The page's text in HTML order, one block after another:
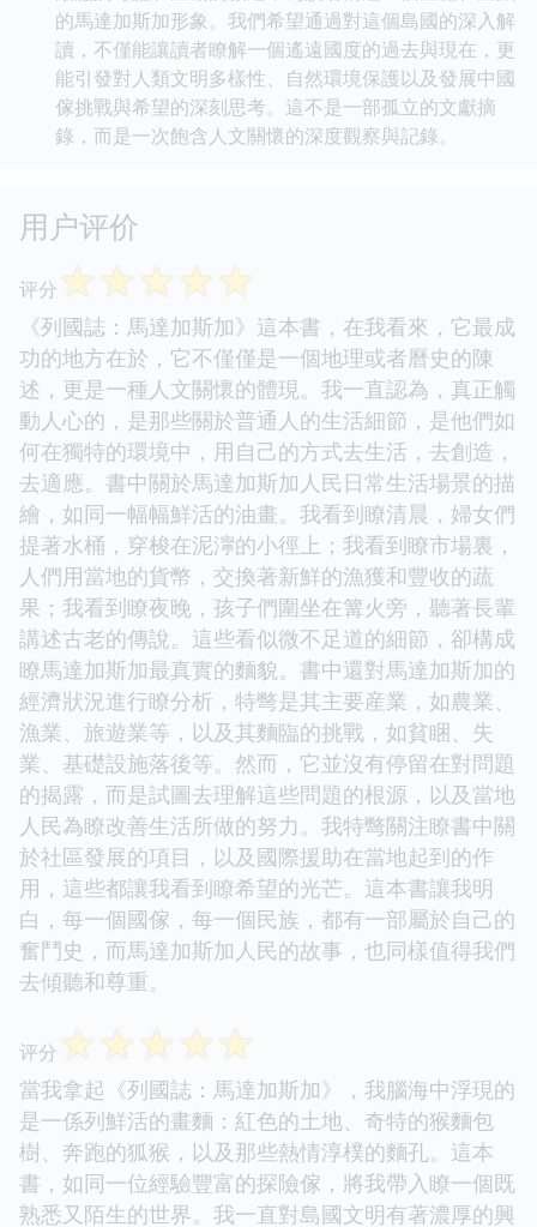
的馬達加斯加形象。我們希望通過對這個島國的深入解
讀，不僅能讓讀者瞭解一個遙遠國度的過去與現在，更
能引發對人類文明多樣性、自然環境保護以及發展中國
傢挑戰與希望的深刻思考。這不是一部孤立的文獻摘
錄，而是一次飽含人文關懷的深度觀察與記錄。
用户评价
评分 ☆☆☆☆☆
《列國誌：馬達加斯加》這本書，在我看來，它最成
功的地方在於，它不僅僅是一個地理或者曆史的陳
述，更是一種人文關懷的體現。我一直認為，真正觸
動人心的，是那些關於普通人的生活細節，是他們如
何在獨特的環境中，用自己的方式去生活，去創造，
去適應。書中關於馬達加斯加人民日常生活場景的描
繪，如同一幅幅鮮活的油畫。我看到瞭清晨，婦女們
提著水桶，穿梭在泥濘的小徑上；我看到瞭市場裏，
人們用當地的貨幣，交換著新鮮的漁獲和豐收的蔬
果；我看到瞭夜晚，孩子們圍坐在篝火旁，聽著長輩
講述古老的傳說。這些看似微不足道的細節，卻構成
瞭馬達加斯加最真實的麵貌。書中還對馬達加斯加的
經濟狀況進行瞭分析，特彆是其主要産業，如農業、
漁業、旅遊業等，以及其麵臨的挑戰，如貧睏、失
業、基礎設施落後等。然而，它並沒有停留在對問題
的揭露，而是試圖去理解這些問題的根源，以及當地
人民為瞭改善生活所做的努力。我特彆關注瞭書中關
於社區發展的項目，以及國際援助在當地起到的作
用，這些都讓我看到瞭希望的光芒。這本書讓我明
白，每一個國傢，每一個民族，都有一部屬於自己的
奮鬥史，而馬達加斯加人民的故事，也同樣值得我們
去傾聽和尊重。
评分 ☆☆☆☆☆
當我拿起《列國誌：馬達加斯加》，我腦海中浮現的
是一係列鮮活的畫麵：紅色的土地、奇特的猴麵包
樹、奔跑的狐猴，以及那些熱情淳樸的麵孔。這本
書，如同一位經驗豐富的探險傢，將我帶入瞭一個既
熟悉又陌生的世界。我一直對島國文明有著濃厚的興